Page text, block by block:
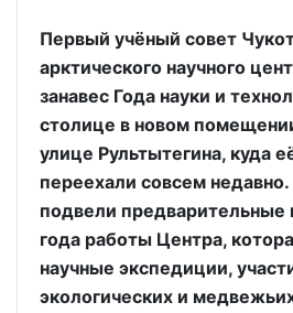
Первый учёный совет
арктического научного
занавес Года науки и
столице в новом
улице Рультытегина, куда
переехали совсем
подвели предварительные
года работы Центра,
научные экспедиции,
экологических и